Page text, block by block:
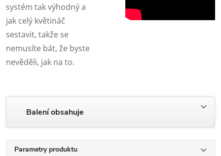
systém tak výhodný a
jak celý květináč
sestavit, takže se
nemusíte bát, že byste
nevěděli, jak na to.
Balení obsahuje
Parametry produktu